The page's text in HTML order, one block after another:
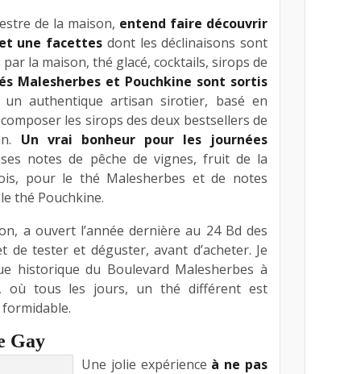
de la maison, entend faire découvrir
une facettes dont les déclinaisons sont
la maison, thé glacé, cocktails, sirops de
Malesherbes et Pouchkine sont sortis
un authentique artisan sirotier, basé en
les sirops des deux bestsellers de
Un vrai bonheur pour les journées
notes de pêche de vignes, fruit de la
pour le thé Malesherbes et de notes
thé Pouchkine.
a ouvert l’année dernière au 24 Bd des
de tester et déguster, avant d’acheter. Je
historique du Boulevard Malesherbes à
où tous les jours, un thé différent est
formidable.
Gay
Une jolie expérience à ne pas